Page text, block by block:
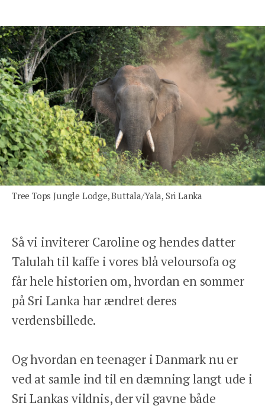
Tree Tops Jungle Lodge, Buttala/Yala, Sri Lanka
Så vi inviterer Caroline og hendes datter
Talulah til kaffe i vores blå veloursofa og
får hele historien om, hvordan en sommer
på Sri Lanka har ændret deres
verdensbillede.
Og hvordan en teenager i Danmark nu er
ved at samle ind til en dæmning langt ude i
Sri Lankas vildnis, der vil gavne både
Tlf: 78 78 89 89
Åbent man-fre 9-17
We Travel Aps
Prinsesse Maries Allé 17, 1. tv
Rejsegarantifonden: 2868
HJEM